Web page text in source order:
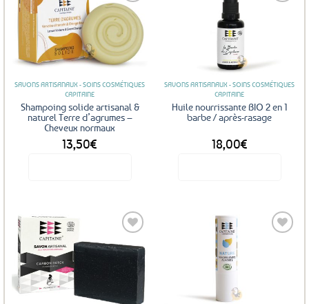
Ajouter
aux
favoris
SAVONS ARTISANAUX - SOINS COSMÉTIQUES
CAPITAINE
Shampoing solide artisanal &
naturel Terre d’agrumes –
Cheveux normaux
13,50€
SAVONS ARTISANAUX - SOINS COSMÉTIQUES
CAPITAINE
Huile nourrissante BIO 2 en 1
barbe / après-rasage
18,00€
Ajouter
favoris